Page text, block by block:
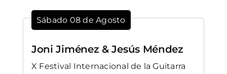
Sábado 08 de Agosto
Joni Jiménez & Jesús Méndez
X Festival Internacional de la Guitarra